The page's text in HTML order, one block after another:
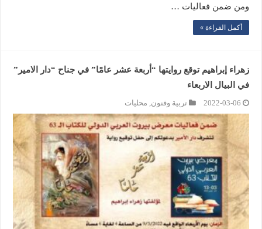
ومن ضمن فعاليات …
أكمل القراءة »
زهراء إبراهيم توقع روايتها “أربعة عشر عامًا” في جناح “دار الامير”
في البيال الاربعاء
2022-03-06 تربية وفنون, محليات